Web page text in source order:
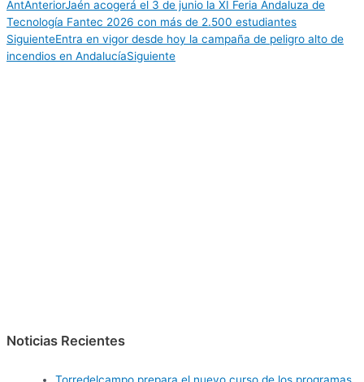
AntAnteriorJaén acogerá el 3 de junio la XI Feria Andaluza de
Tecnología Fantec 2026 con más de 2.500 estudiantes
SiguienteEntra en vigor desde hoy la campaña de peligro alto de
incendios en AndalucíaSiguiente
Noticias Recientes
Torredelcampo prepara el nuevo curso de los programas